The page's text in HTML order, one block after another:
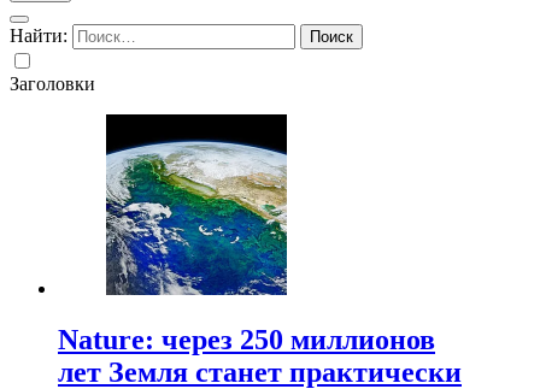
Найти:
Заголовки
Nature: через 250 миллионов
лет Земля станет практически